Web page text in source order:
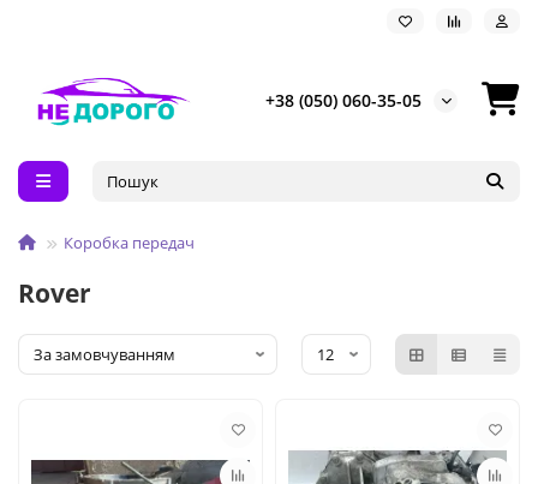
+38 (050) 060-35-05
Коробка передач
Rover